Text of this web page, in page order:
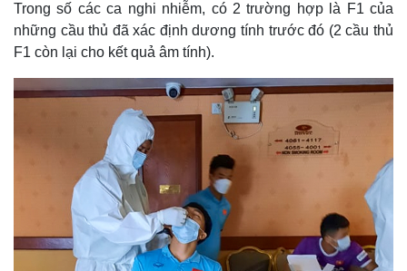
Trong số các ca nghi nhiễm, có 2 trường hợp là F1 của
những cầu thủ đã xác định dương tính trước đó (2 cầu thủ
F1 còn lại cho kết quả âm tính).